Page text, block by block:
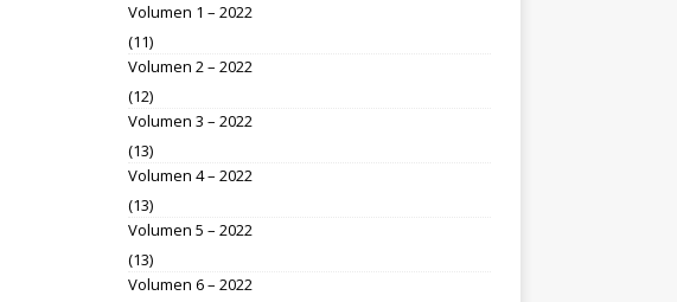
Volumen 1 – 2022
(11)
Volumen 2 – 2022
(12)
Volumen 3 – 2022
(13)
Volumen 4 – 2022
(13)
Volumen 5 – 2022
(13)
Volumen 6 – 2022